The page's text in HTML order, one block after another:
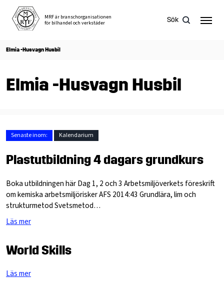
content
MRF är branschorganisationen
för bilhandel och verkstäder
Sök
efter:
Sök
Elmia -Husvagn Husbil
Elmia -Husvagn Husbil
Senaste inom: Kalendarium
Plastutbildning 4 dagars grundkurs
Boka utbildningen här Dag 1, 2 och 3 Arbetsmiljöverkets föreskrift
om kemiska arbetsmiljörisker AFS 2014:43 Grundlära, lim och
strukturmetod Svetsmetod…
Läs mer
World Skills
Läs mer